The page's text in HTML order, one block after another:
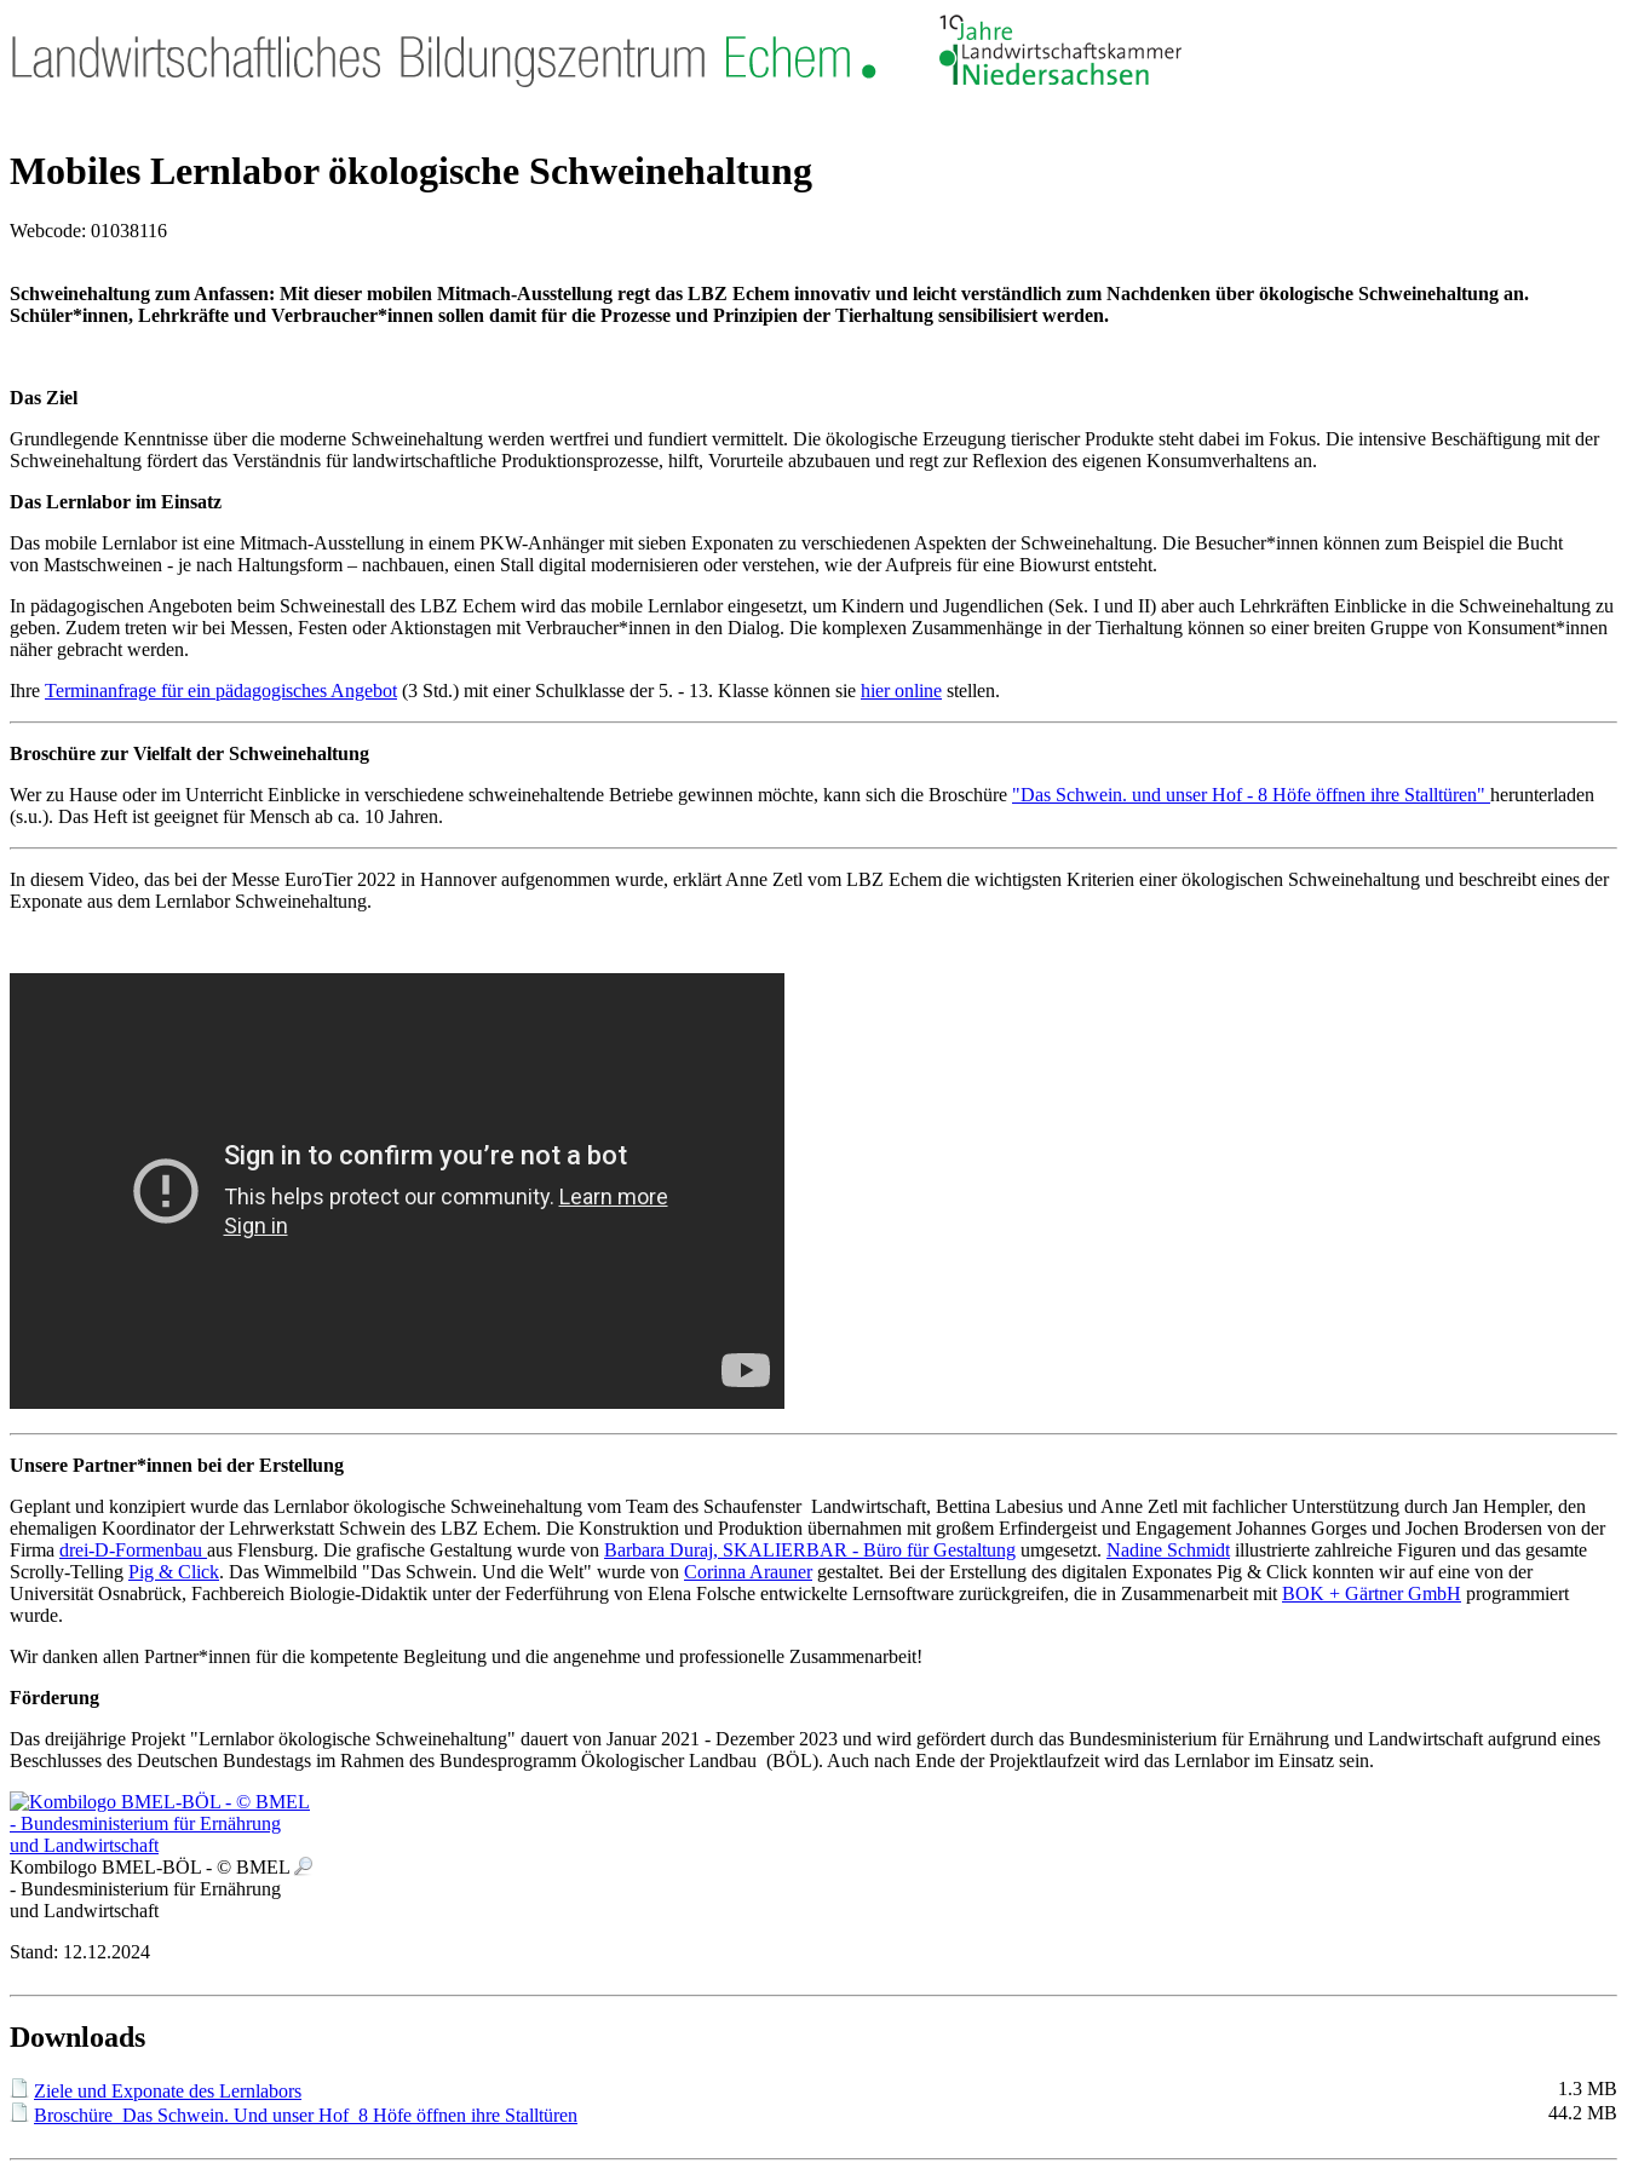
Mobiles Lernlabor ökologische Schweinehaltung
Webcode: 01038116
Schweinehaltung zum Anfassen: Mit dieser mobilen Mitmach-Ausstellung regt das LBZ Echem innovativ und leicht verständlich zum Nachdenken über ökologische Schweinehaltung an.
Schüler*innen, Lehrkräfte und Verbraucher*innen sollen damit für die Prozesse und Prinzipien der Tierhaltung sensibilisiert werden.
Das Ziel
Grundlegende Kenntnisse über die moderne Schweinehaltung werden wertfrei und fundiert vermittelt. Die ökologische Erzeugung tierischer Produkte steht dabei im Fokus. Die intensive Beschäftigung mit der
Schweinehaltung fördert das Verständnis für landwirtschaftliche Produktionsprozesse, hilft, Vorurteile abzubauen und regt zur Reflexion des eigenen Konsumverhaltens an.
Das Lernlabor im Einsatz
Das mobile Lernlabor ist eine Mitmach-Ausstellung in einem PKW-Anhänger mit sieben Exponaten zu verschiedenen Aspekten der Schweinehaltung. Die Besucher*innen können zum Beispiel die Bucht
von Mastschweinen - je nach Haltungsform – nachbauen, einen Stall digital modernisieren oder verstehen, wie der Aufpreis für eine Biowurst entsteht.
In pädagogischen Angeboten beim Schweinestall des LBZ Echem wird das mobile Lernlabor eingesetzt, um Kindern und Jugendlichen (Sek. I und II) aber auch Lehrkräften Einblicke in die Schweinehaltung zu
geben. Zudem treten wir bei Messen, Festen oder Aktionstagen mit Verbraucher*innen in den Dialog. Die komplexen Zusammenhänge in der Tierhaltung können so einer breiten Gruppe von Konsument*innen
näher gebracht werden.
Ihre Terminanfrage für ein pädagogisches Angebot (3 Std.) mit einer Schulklasse der 5. - 13. Klasse können sie hier online stellen.
Broschüre zur Vielfalt der Schweinehaltung
Wer zu Hause oder im Unterricht Einblicke in verschiedene schweinehaltende Betriebe gewinnen möchte, kann sich die Broschüre "Das Schwein. und unser Hof - 8 Höfe öffnen ihre Stalltüren" herunterladen
(s.u.). Das Heft ist geeignet für Mensch ab ca. 10 Jahren.
In diesem Video, das bei der Messe EuroTier 2022 in Hannover aufgenommen wurde, erklärt Anne Zetl vom LBZ Echem die wichtigsten Kriterien einer ökologischen Schweinehaltung und beschreibt eines der
Exponate aus dem Lernlabor Schweinehaltung.
Unsere Partner*innen bei der Erstellung
Geplant und konzipiert wurde das Lernlabor ökologische Schweinehaltung vom Team des Schaufenster Landwirtschaft, Bettina Labesius und Anne Zetl mit fachlicher Unterstützung durch Jan Hempler, den
ehemaligen Koordinator der Lehrwerkstatt Schwein des LBZ Echem. Die Konstruktion und Produktion übernahmen mit großem Erfindergeist und Engagement Johannes Gorges und Jochen Brodersen von der
Firma drei-D-Formenbau aus Flensburg. Die grafische Gestaltung wurde von Barbara Duraj, SKALIERBAR - Büro für Gestaltung umgesetzt. Nadine Schmidt illustrierte zahlreiche Figuren und das gesamte
Scrolly-Telling Pig & Click. Das Wimmelbild "Das Schwein. Und die Welt" wurde von Corinna Araunergestaltet. Bei der Erstellung des digitalen Exponates Pig & Click konnten wir auf eine von der
Universität Osnabrück, Fachbereich Biologie-Didaktik unter der Federführung von Elena Folsche entwickelte Lernsoftware zurückgreifen, die in Zusammenarbeit mit BOK + Gärtner GmbH programmiert
wurde.
Wir danken allen Partner*innen für die kompetente Begleitung und die angenehme und professionelle Zusammenarbeit!
Förderung
Das dreijährige Projekt "Lernlabor ökologische Schweinehaltung" dauert von Januar 2021 - Dezember 2023 und wird gefördert durch das Bundesministerium für Ernährung und Landwirtschaft aufgrund eines
Beschlusses des Deutschen Bundestags im Rahmen des Bundesprogramm Ökologischer Landbau (BÖL). Auch nach Ende der Projektlaufzeit wird das Lernlabor im Einsatz sein.
Kombilogo BMEL-BÖL - © BMEL
- Bundesministerium für Ernährung
und Landwirtschaft
Stand: 12.12.2024
Downloads
Ziele und Exponate des Lernlabors
1.3 MB
Broschüre_Das Schwein. Und unser Hof_8 Höfe öffnen ihre Stalltüren
44.2 MB